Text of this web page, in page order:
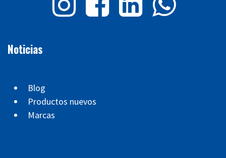
Noticias
Blog
Productos nuevos
Marcas